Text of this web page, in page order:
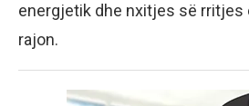
energjetik dhe nxitjes së rritjes
rajon.